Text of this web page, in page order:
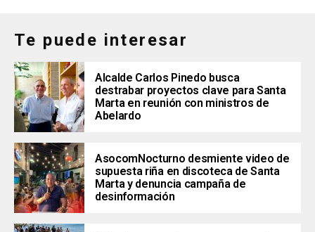
Te puede interesar
Alcalde Carlos Pinedo busca
destrabar proyectos clave para Santa
Marta en reunión con ministros de
Abelardo
AsocomNocturno desmiente video de
supuesta riña en discoteca de Santa
Marta y denuncia campaña de
desinformación